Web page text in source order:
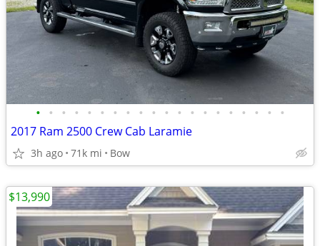
• • • • • • • • • • • • • • • • • • • •
2017 Ram 2500 Crew Cab Laramie
3h ago 71k mi Bow
$13,990